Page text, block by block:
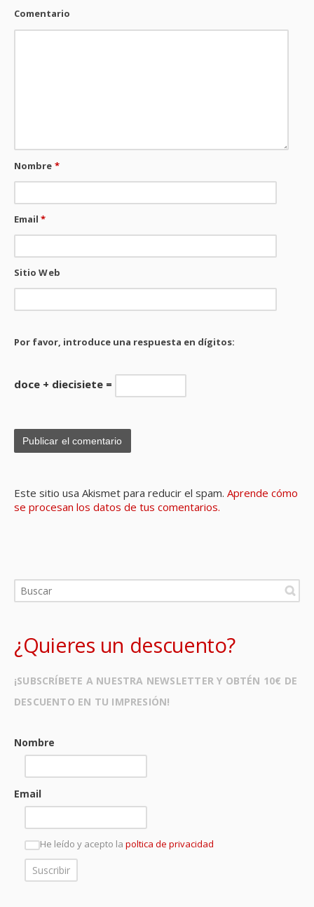
Comentario
Nombre *
Email*
Sitio Web
Por favor, introduce una respuesta en dígitos:
doce + diecisiete =
Este sitio usa Akismet para reducir el spam. Aprende cómo
se procesan los datos de tus comentarios.
¿Quieres un descuento?
¡SUBSCRÍBETE A NUESTRA NEWSLETTER Y OBTÉN 10€ DE
DESCUENTO EN TU IMPRESIÓN!
Nombre
Email
He leído y acepto la poltica de privacidad